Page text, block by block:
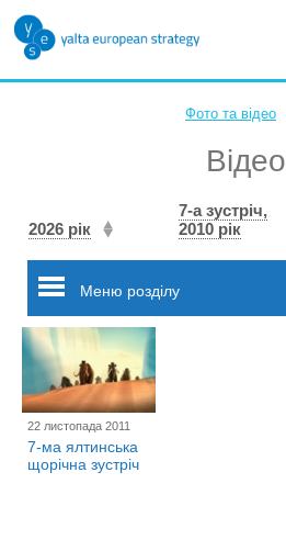
Фото та відео
Відео
2026 рік
7-а зустріч,
2010 рік
Меню розділу
22 листопада 2011
7-ма ялтинська
щорічна зустріч